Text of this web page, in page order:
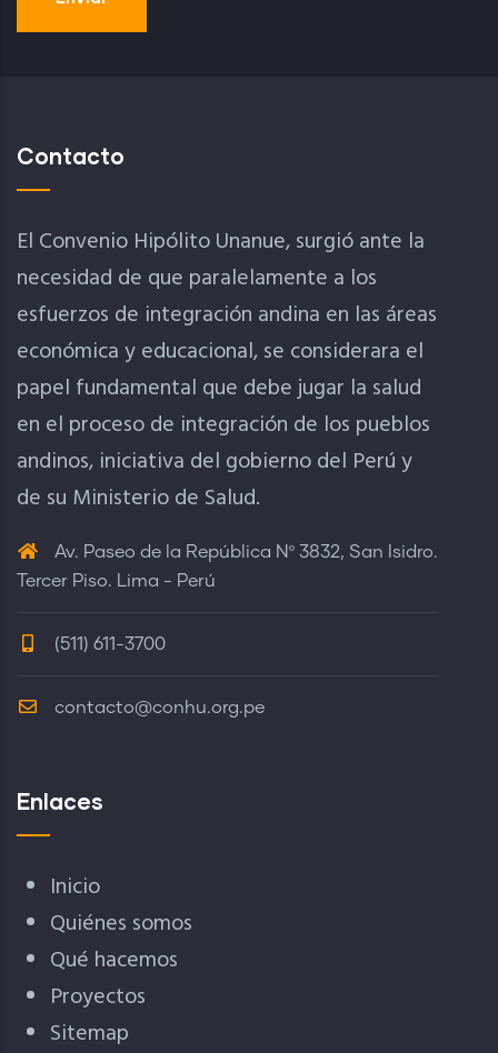
Contacto
El Convenio Hipólito Unanue, surgió ante la
necesidad de que paralelamente a los
esfuerzos de integración andina en las áreas
económica y educacional, se considerara el
papel fundamental que debe jugar la salud
en el proceso de integración de los pueblos
andinos, iniciativa del gobierno del Perú y
de su Ministerio de Salud.
Av. Paseo de la República Nº 3832, San Isidro.
Tercer Piso. Lima - Perú
(511) 611-3700
contacto@conhu.org.pe
Enlaces
Inicio
Quiénes somos
Qué hacemos
Proyectos
Sitemap